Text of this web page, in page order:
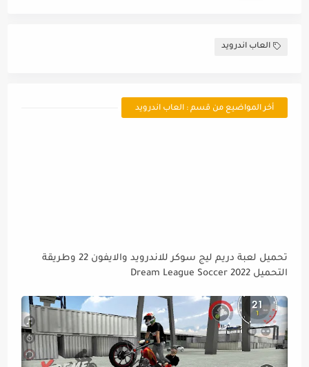
العاب اندرويد
أخر المواضيع من قسم : العاب اندرويد
تحميل لعبة دريم ليج سوكر للاندرويد والايفون 22 وطريقة
التحميل Dream League Soccer 2022